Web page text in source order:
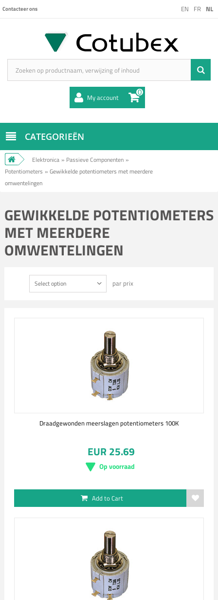
EN FR NL
Contacteer ons
My account 0
CATEGORIEËN
Elektronica » Passieve Componenten »
Potentiometers » Gewikkelde potentiometers met meerdere
omwentelingen
GEWIKKELDE POTENTIOMETERS
MET MEERDERE
OMWENTELINGEN
Select option par prix
Draadgewonden meerslagen potentiometers 100K
EUR 25.69
Op voorraad
Add to Cart